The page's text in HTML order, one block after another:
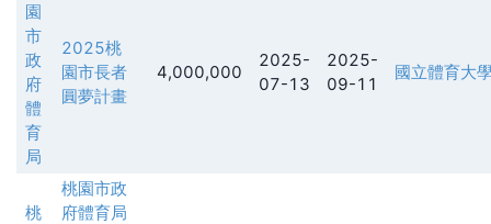
園
市
政
府
體
育
局
2025桃
園市長者
圓夢計畫
4,000,000
2025-
07-13
2025-
09-11
國立體育大
桃
桃園市政
府體育局